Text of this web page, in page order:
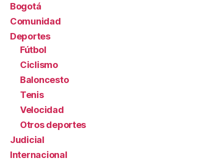
Bogotá
Comunidad
Deportes
Fútbol
Ciclismo
Baloncesto
Tenis
Velocidad
Otros deportes
Judicial
Internacional